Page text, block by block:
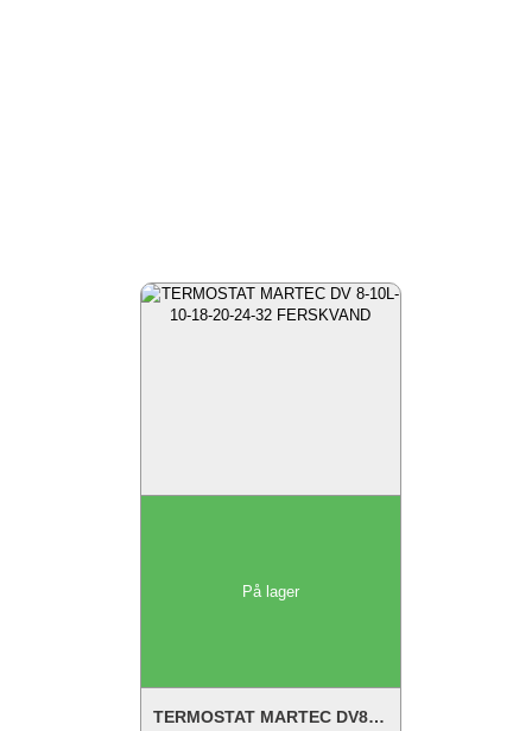
På lager
TERMOSTAT MARTEC DV8-10L-10-18-20-24-32